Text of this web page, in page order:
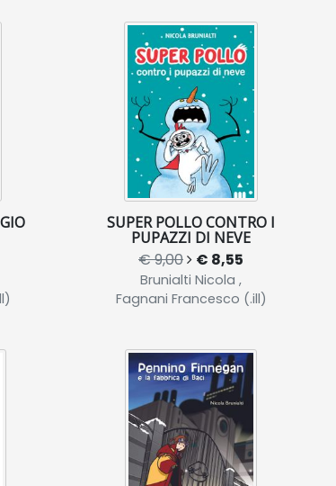
SUPER POLLO CONTRO I
PUPAZZI DI NEVE
€ 9,00 € 8,55
Brunialti Nicola ,
Fagnani Francesco (.ill)